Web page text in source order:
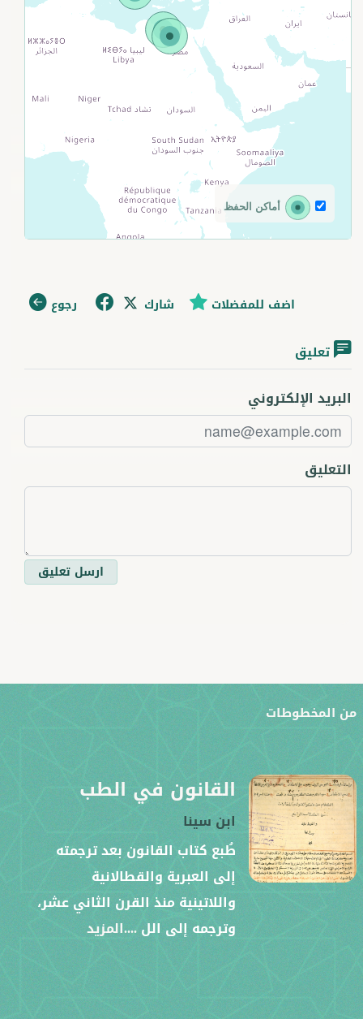
أماكن الحفظ
رجوع شارك اضف للمفضلات
تعليق
البريد الإلكتروني
التعليق
ارسل تعليق
المخطوطات
القانون في الطب
ابن سينا
طُبع كتاب القانون بعد ترجمته
إلى العبرية والقطالانية
واللاتينية منذ القرن الثاني عشر،
وترجمه إلى الل....المزيد